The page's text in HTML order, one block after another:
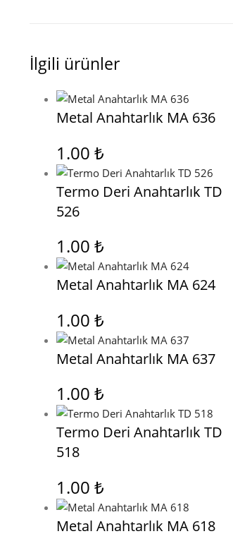
İlgili ürünler
Metal Anahtarlık MA 636
1.00 ₺
Termo Deri Anahtarlık TD
526
1.00 ₺
Metal Anahtarlık MA 624
1.00 ₺
Metal Anahtarlık MA 637
1.00 ₺
Termo Deri Anahtarlık TD
518
1.00 ₺
Metal Anahtarlık MA 618